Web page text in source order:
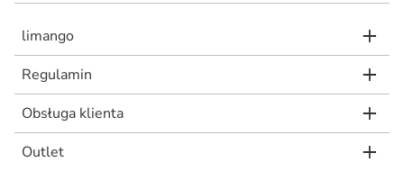
limango
Regulamin
Obsługa klienta
Outlet